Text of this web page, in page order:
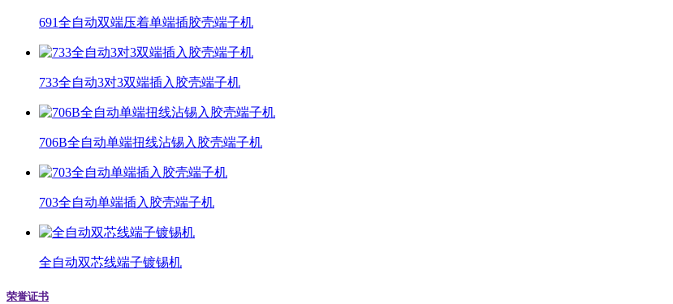
691全自动双端压着单端插胶壳端子机
733全自动3对3双端插入胶壳端子机
706B全自动单端扭线沾锡入胶壳端子机
703全自动单端插入胶壳端子机
全自动双芯线端子镀锡机
荣誉证书